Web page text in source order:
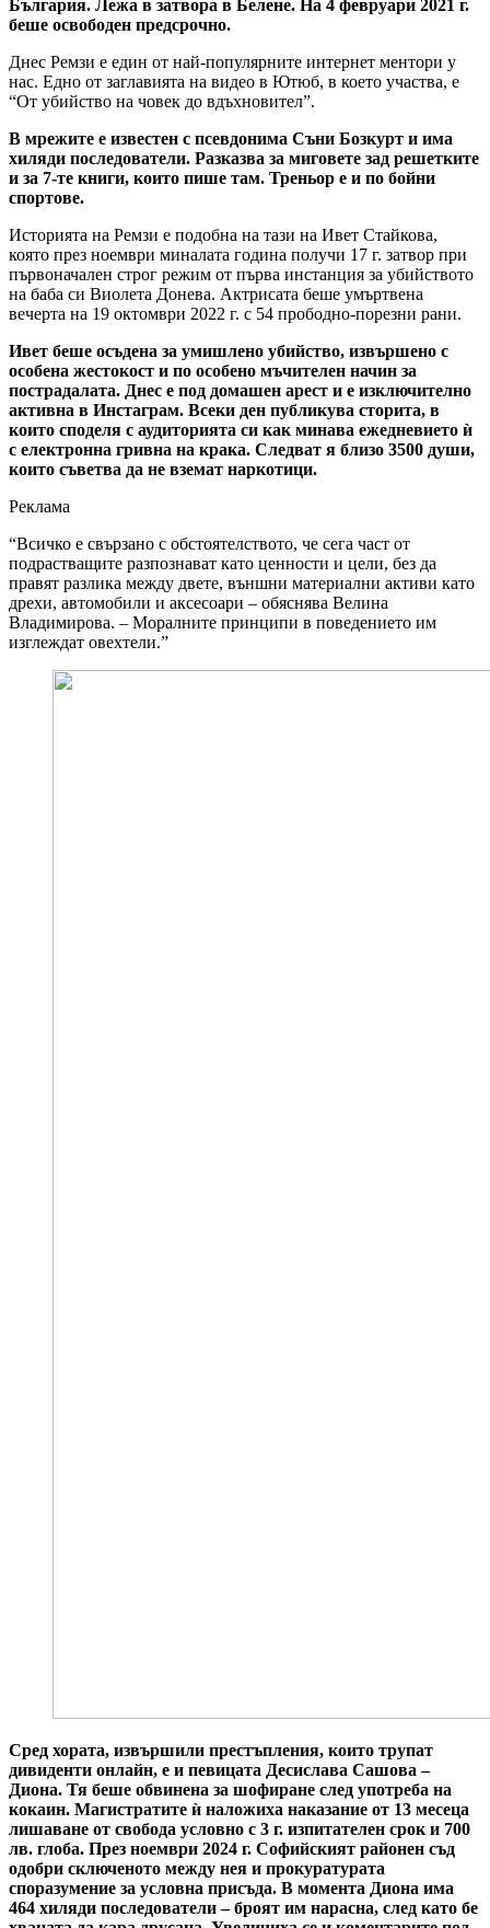
България. Лежа в затвора в Белене. На 4 февруари 2021 г.
беше освободен предсрочно.
Днес Ремзи е един от най-популярните интернет ментори у
нас. Едно от заглавията на видео в Ютюб, в което участва, е
“От убийство на човек до вдъхновител”.
В мрежите е известен с псевдонима Съни Бозкурт и има
хиляди последователи. Разказва за миговете зад решетките
и за 7-те книги, които пише там. Треньор е и по бойни
спортове.
Историята на Ремзи е подобна на тази на Ивет Стайкова,
която през ноември миналата година получи 17 г. затвор при
първоначален строг режим от първа инстанция за убийството
на баба си Виолета Донева. Актрисата беше умъртвена
вечерта на 19 октомври 2022 г. с 54 прободно-порезни рани.
Ивет беше осъдена за умишлено убийство, извършено с
особена жестокост и по особено мъчителен начин за
пострадалата. Днес е под домашен арест и е изключително
активна в Инстаграм. Всеки ден публикува сторита, в
които споделя с аудиторията си как минава ежедневието ѝ
с електронна гривна на крака. Следват я близо 3500 души,
които съветва да не вземат наркотици.
Реклама
“Всичко е свързано с обстоятелството, че сега част от
подрастващите разпознават като ценности и цели, без да
правят разлика между двете, външни материални активи като
дрехи, автомобили и аксесоари – обяснява Велина
Владимирова. – Моралните принципи в поведението им
изглеждат овехтели.”
Сред хората, извършили престъпления, които трупат
дивиденти онлайн, е и певицата Десислава Сашова –
Диона. Тя беше обвинена за шофиране след употреба на
кокаин. Магистратите ѝ наложиха наказание от 13 месеца
лишаване от свобода условно с 3 г. изпитателен срок и 700
лв. глоба. През ноември 2024 г. Софийският районен съд
одобри сключеното между нея и прокуратурата
споразумение за условна присъда. В момента Диона има
464 хиляди последователи – броят им нарасна, след като бе